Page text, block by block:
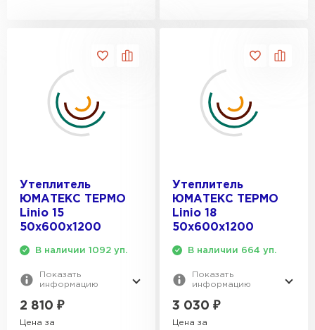
Утеплитель
ЮМАТЕКС ТЕРМО
Linio 15
50х600х1200
В наличии 1092 уп.
Показать
информацию
2 810 ₽
Цена за
Утеплитель
ЮМАТЕКС ТЕРМО
Linio 18
50х600х1200
В наличии 664 уп.
Показать
информацию
3 030 ₽
Цена за